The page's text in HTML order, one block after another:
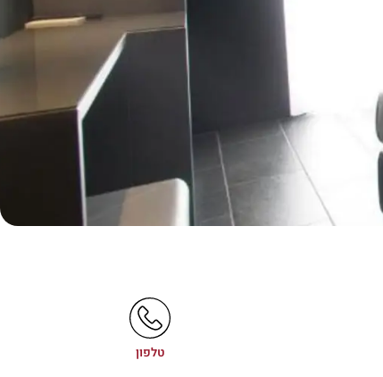
טלפון